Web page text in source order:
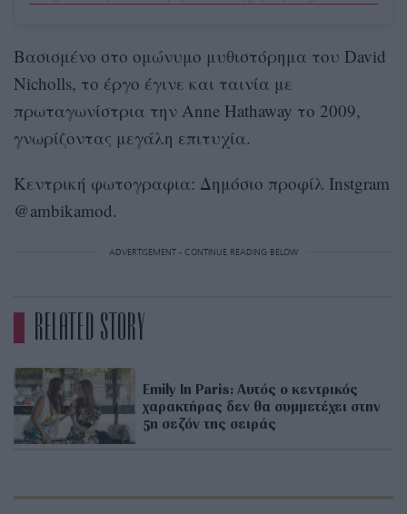
Βασισμένο στο ομώνυμο μυθιστόρημα του David
Nicholls, το έργο έγινε και ταινία με
πρωταγωνίστρια την Anne Hathaway το 2009,
γνωρίζοντας μεγάλη επιτυχία.
Κεντρική φωτογραφια: Δημόσιο προφίλ Instgram
@ambikamod.
ADVERTISEMENT - CONTINUE READING BELOW
RELATED STORY
Emily In Paris: Αυτός ο κεντρικός
χαρακτήρας δεν θα συμμετέχει στην
5η σεζόν της σειράς